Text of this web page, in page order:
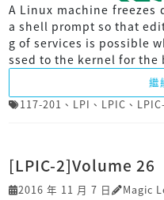
A Linux machine freezes
a shell prompt so that
g of services is possible
ssed to the kernel for the
繼
117-201 、 LPI 、 LPIC 、
[LPIC-2]Volume 26
2016 年 11 月 7 日 Magic